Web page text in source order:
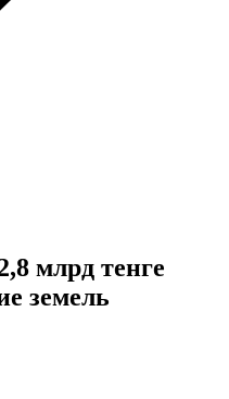
млрд тенге
земель